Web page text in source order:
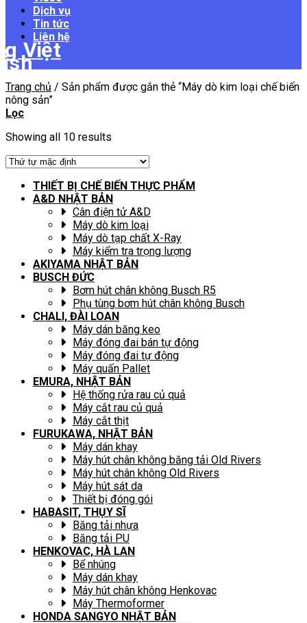
Dịch vụ
Tin tức
Liên hệ
Trang chủ / Sản phẩm được gắn thẻ “Máy dò kim loại chế biến
nông sản”
Lọc
Showing all 10 results
THIẾT BỊ CHẾ BIẾN THỰC PHẨM
A&D NHẬT BẢN
Cân điện tử A&D
Máy dò kim loại
Máy dò tạp chất X-Ray
Máy kiểm tra trọng lượng
AKIYAMA NHẬT BẢN
BUSCH ĐỨC
Bơm hút chân không Busch R5
Phụ tùng bơm hút chân không Busch
CHALI, ĐÀI LOAN
Máy dán băng keo
Máy đóng đai bán tự động
Máy đóng đai tự động
Máy quấn Pallet
EMURA, NHẬT BẢN
Hệ thống rửa rau củ quả
Máy cắt rau củ quả
Máy cắt thịt
FURUKAWA, NHẬT BẢN
Máy dán khay
Máy hút chân không băng tải Old Rivers
Máy hút chân không Old Rivers
Máy hút sát da
Thiết bị đóng gói
HABASIT, THỤY SĨ
Băng tải nhựa
Băng tải PU
HENKOVAC, HÀ LAN
Bể nhúng
Máy dán khay
Máy hút chân không Henkovac
Máy Thermoformer
HONDA SANGYO NHẬT BẢN